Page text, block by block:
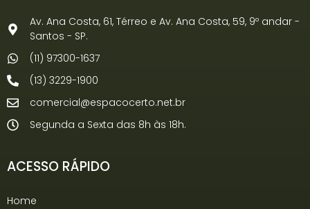
Av. Ana Costa, 61, Térreo e Av. Ana Costa, 59, 9º andar -
Santos - SP.
(11) 97300-1637
(13) 3229-1900
comercial@espacocerto.net.br
Segunda a Sexta das 8h às 18h.
ACESSO RÁPIDO
Home